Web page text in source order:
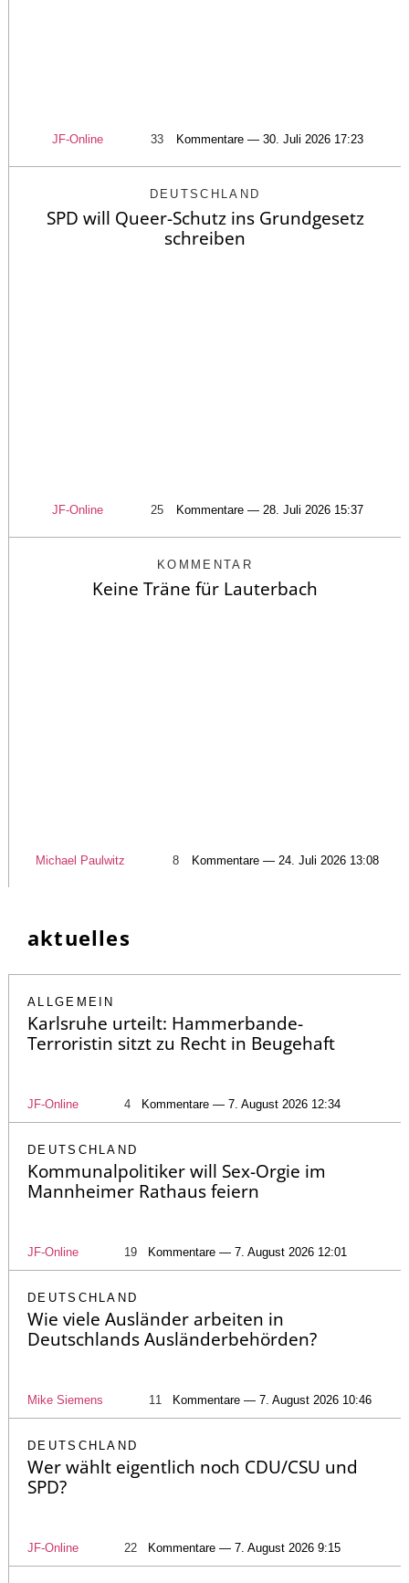
JF-Online 33 Kommentare — 30. Juli 2026 17:23
DEUTSCHLAND
SPD will Queer-Schutz ins Grundgesetz
schreiben
JF-Online 25 Kommentare — 28. Juli 2026 15:37
KOMMENTAR
Keine Träne für Lauterbach
Michael Paulwitz 8 Kommentare — 24. Juli 2026 13:08
aktuelles
ALLGEMEIN
Karlsruhe urteilt: Hammerbande-
Terroristin sitzt zu Recht in Beugehaft
JF-Online 4 Kommentare — 7. August 2026 12:34
DEUTSCHLAND
Kommunalpolitiker will Sex-Orgie im
Mannheimer Rathaus feiern
JF-Online 19 Kommentare — 7. August 2026 12:01
DEUTSCHLAND
Wie viele Ausländer arbeiten in
Deutschlands Ausländerbehörden?
Mike Siemens 11 Kommentare — 7. August 2026 10:46
DEUTSCHLAND
Wer wählt eigentlich noch CDU/CSU und
SPD?
JF-Online 22 Kommentare — 7. August 2026 9:15